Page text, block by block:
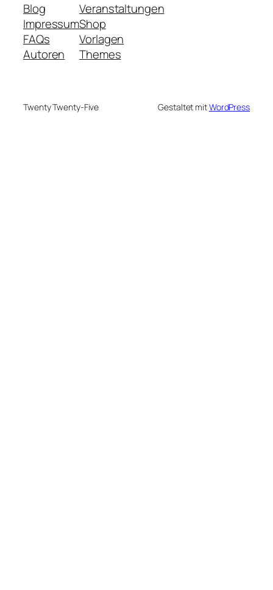
Blog
Impressum
FAQs
Autoren
Veranstaltungen
Shop
Vorlagen
Themes
Twenty Twenty-Five Gestaltet mitWordPress